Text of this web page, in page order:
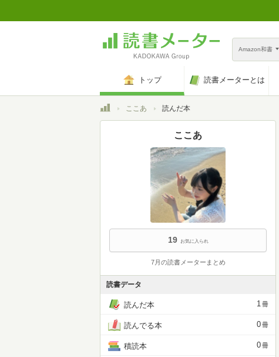
Amazon和書
トップ 読書メーターとは
トップここあ 読んだ本
ここあ
19 お気に入られ
7月の読書メーターまとめ
読書データ
読んだ本 1冊
読んでる本 0冊
積読本 0冊